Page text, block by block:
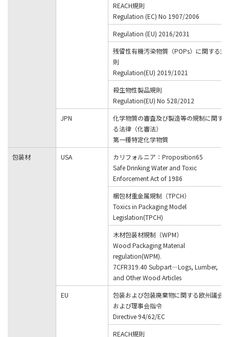
REACH規則
Regulation (EC) No 1907/2006
Regulation (EU) 2016/2031
残留性有機汚染物質（POPs）に関する規
則
Regulation(EU) 2019/1021
殺生物性製品規則
Regulation(EU) No 528/2012
JPN
化学物質の審査及び製造等の規制に関す
る法律（化審法）
第一種特定化学物質
包装材
USA
カリフォルニア：Proposition65
Safe Drinking Water and Toxic
Enforcement Act of 1986
梱包材重金属規制（TPCH）
Toxics in Packaging Model
Legislation(TPCH)
木材包装材規制（WPM）
Wood Packaging Material
regulation(WPM).
7CFR319.40 Subpart—Logs, Lumber,
and Other Wood Articles
EU
包装および包装廃棄物に関する欧州議会
および理事会指令
Directive 94/62/EC
REACH規則